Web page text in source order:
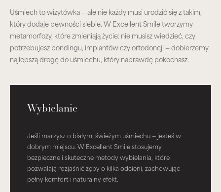
Uśmiech to wizytówka — ale nie każdy musi urodzić się z takim,
który dodaje pewności siebie. W Excellent Smile tworzymy
metamorfozy, które zmieniają życie: nie musisz wiedzieć, czy
potrzebujesz bondingu, implantów czy ortodoncji — dobierzemy
najlepszą drogę do uśmiechu, który naprawdę pokochasz.
Wybielanie
Jeśli marzysz o białym, świeżym uśmiechu — jesteś w
dobrym miejscu. W Excellent Smile stosujemy
bezpieczne i skuteczne metody wybielania, które
pozwalają rozjaśnić zęby o kilka odcieni, zachowując
pełny komfort i naturalny efekt.